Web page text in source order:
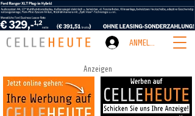
ANMELDEN
Anzeigen